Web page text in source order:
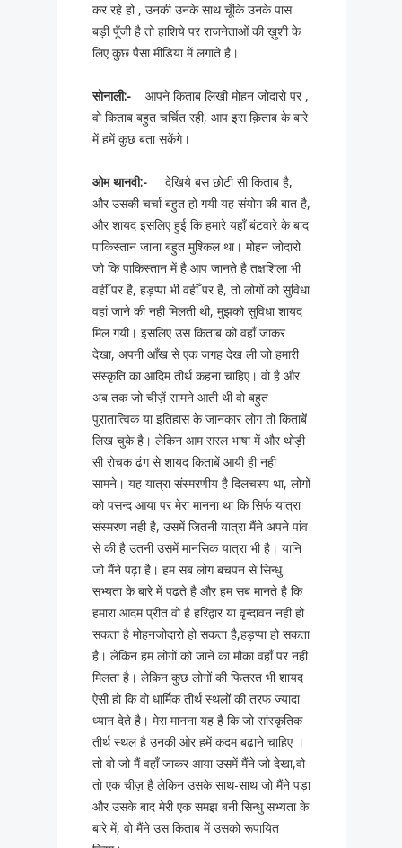
कर रहे हो , उनकी उनके साथ चूँकि उनके पास
बड़ी पूँजी है तो हाशिये पर राजनेताओं की ख़ुशी के
लिए कुछ पैसा मीडिया में लगाते है।
सोनाली:- आपने किताब लिखी मोहन जोदारो पर ,
वो किताब बहुत चर्चित रही, आप इस क़िताब के बारे
में हमें कुछ बता सकेंगे।
ओम थानवी:-देखिये बस छोटी सी किताब है,
और उसकी चर्चा बहुत हो गयी यह संयोग की बात है,
और शायद इसलिए हुई कि हमारे यहाँ बंटवारे के बाद
पाकिस्तान जाना बहुत मुश्किल था। मोहन जोदारो
जो कि पाकिस्तान में है आप जानते है तक्षशिला भी
वहीँ पर है, हड़प्पा भी वहीँ पर है, तो लोगों को सुविधा
वहां जाने की नही मिलती थी, मुझको सुविधा शायद
मिल गयी। इसलिए उस किताब को वहाँ जाकर
देखा, अपनी आँख से एक जगह देख ली जो हमारी
संस्कृति का आदिम तीर्थ कहना चाहिए। वो है और
अब तक जो चीज़ें सामने आती थी वो बहुत
पुरातात्विक या इतिहास के जानकार लोग तो किताबें
लिख चुके है। लेकिन आम सरल भाषा में और थोड़ी
सी रोचक ढंग से शायद किताबें आयी ही नही
सामने। यह यात्रा संस्मरणीय है दिलचस्प था, लोगों
को पसन्द आया पर मेरा मानना था कि सिर्फ यात्रा
संस्मरण नही है, उसमें जितनी यात्रा मैंने अपने पांव
से की है उतनी उसमें मानसिक यात्रा भी है। यानि
जो मैंने पढ़ा है। हम सब लोग बचपन से सिन्धु
सभ्यता के बारे में पढते है और हम सब मानते है कि
हमारा आदम प्रीत वो है हरिद्वार या वृन्दावन नही हो
सकता है मोहनजोदारो हो सकता है,हड़प्पा हो सकता
है। लेकिन हम लोगों को जाने का मौका वहाँ पर नही
मिलता है। लेकिन कुछ लोगों की फितरत भी शायद
ऐसी हो कि वो धार्मिक तीर्थ स्थलों की तरफ ज्यादा
ध्यान देते है। मेरा मानना यह है कि जो सांस्कृतिक
तीर्थ स्थल है उनकी ओर हमें कदम बढाने चाहिए ।
तो वो जो मैं वहाँ जाकर आया उसमें मैंने जो देखा,वो
तो एक चीज़ है लेकिन उसके साथ-साथ जो मैंने पड़ा
और उसके बाद मेरी एक समझ बनी सिन्धु सभ्यता के
बारे में, वो मैंने उस किताब में उसको रूपायित